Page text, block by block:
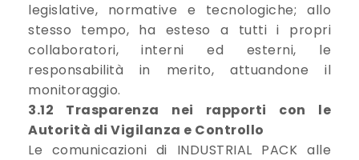
legislative, normative e tecnologiche; allo
stesso tempo, ha esteso a tutti i propri
collaboratori, interni ed esterni, le
responsabilità in merito, attuandone il
monitoraggio.
3.12 Trasparenza nei rapporti con le
Autorità di Vigilanza e Controllo
Le comunicazioni di INDUSTRIAL PACK alle